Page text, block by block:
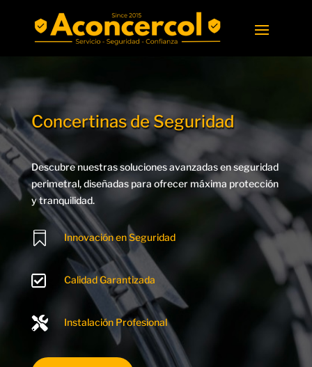
Concertinas de Seguridad
Descubre nuestras soluciones avanzadas en seguridad
perimetral, diseñadas para ofrecer máxima protección
y tranquilidad.
 Innovación en Seguridad
 Calidad Garantizada
 Instalación Profesional